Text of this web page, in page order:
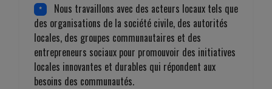
*
Nous travaillons avec des acteurs locaux tels que
des organisations de la société civile, des autorités
locales, des groupes communautaires et des
entrepreneurs sociaux pour promouvoir des initiatives
locales innovantes et durables qui répondent aux
besoins des communautés.